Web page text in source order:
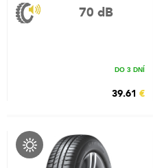
70 dB
DO 3 DNÍ
39.61 €